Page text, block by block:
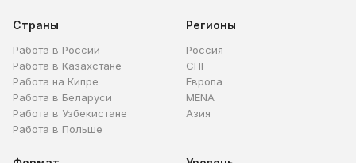
Страны
Работа в России
Работа в Казахстане
Работа на Кипре
Работа в Беларуси
Работа в Узбекистане
Работа в Польше
Регионы
Россия
СНГ
Европа
MENA
Азия